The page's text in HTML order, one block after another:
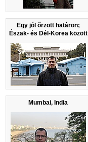
Egy jól őrzött határon;
Észak- és Dél-Korea között
Mumbai, India